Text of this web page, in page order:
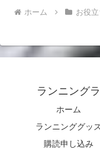
ホーム お役
ランニング
ホーム
ランニンググッ
購読申し込み